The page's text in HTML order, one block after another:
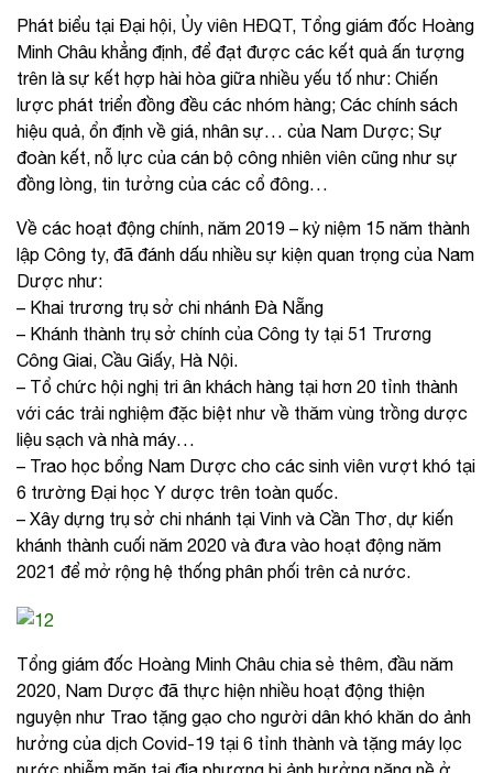
Phát biểu tại Đại hội, Ủy viên HĐQT, Tổng giám đốc Hoàng
Minh Châu khẳng định, để đạt được các kết quả ấn tượng
trên là sự kết hợp hài hòa giữa nhiều yếu tố như: Chiến
lược phát triển đồng đều các nhóm hàng; Các chính sách
hiệu quả, ổn định về giá, nhân sự… của Nam Dược; Sự
đoàn kết, nỗ lực của cán bộ công nhiên viên cũng như sự
đồng lòng, tin tưởng của các cổ đông…
Về các hoạt động chính, năm 2019 – kỷ niệm 15 năm thành
lập Công ty, đã đánh dấu nhiều sự kiện quan trọng của Nam
Dược như:
– Khai trương trụ sở chi nhánh Đà Nẵng
– Khánh thành trụ sở chính của Công ty tại 51 Trương
Công Giai, Cầu Giấy, Hà Nội.
– Tổ chức hội nghị tri ân khách hàng tại hơn 20 tỉnh thành
với các trải nghiệm đặc biệt như về thăm vùng trồng dược
liệu sạch và nhà máy…
– Trao học bổng Nam Dược cho các sinh viên vượt khó tại
6 trường Đại học Y dược trên toàn quốc.
– Xây dựng trụ sở chi nhánh tại Vinh và Cần Thơ, dự kiến
khánh thành cuối năm 2020 và đưa vào hoạt động năm
2021 để mở rộng hệ thống phân phối trên cả nước.
Tổng giám đốc Hoàng Minh Châu chia sẻ thêm, đầu năm
2020, Nam Dược đã thực hiện nhiều hoạt động thiện
nguyện như Trao tặng gạo cho người dân khó khăn do ảnh
hưởng của dịch Covid-19 tại 6 tỉnh thành và tặng máy lọc